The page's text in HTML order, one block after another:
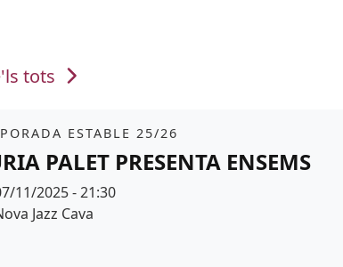
tots
ESTABLE 25/26
PALET PRESENTA ENSEMS
11/2025 - 21:30
Jazz Cava